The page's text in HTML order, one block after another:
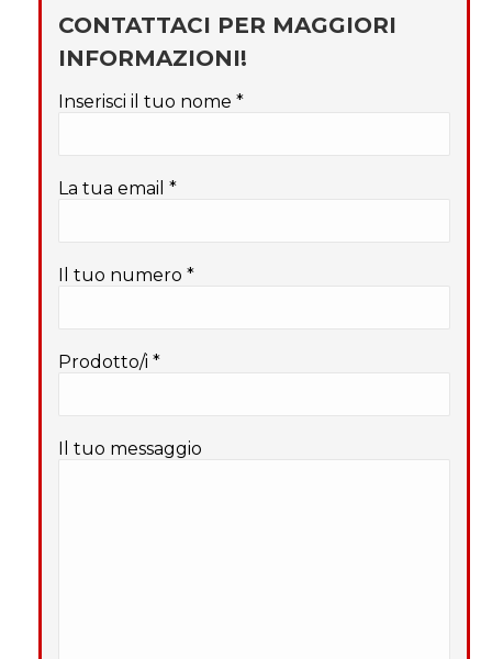
CONTATTACI PER MAGGIORI
INFORMAZIONI!
Inserisci il tuo nome *
La tua email *
Il tuo numero *
Prodotto/i *
Il tuo messaggio